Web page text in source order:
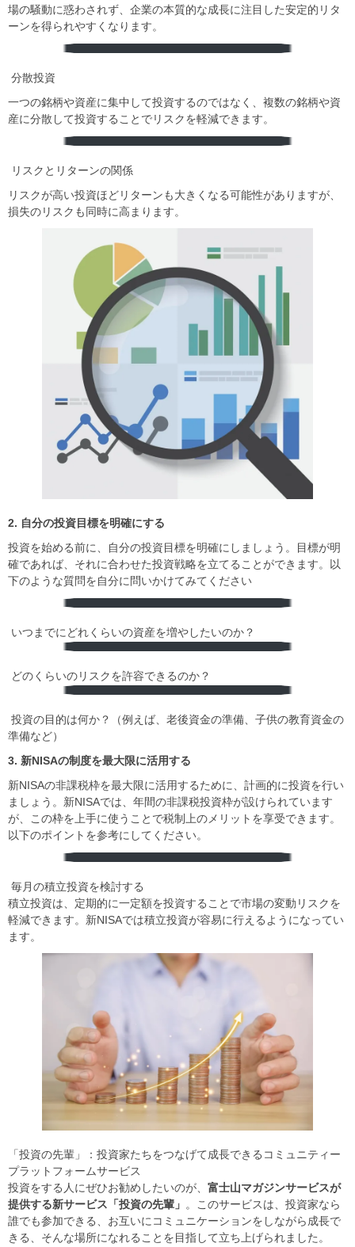
場の騒動に惑わされず、企業の本質的な成長に注目した安定的リタ
ーンを得られやすくなります。
︎ 分散投資
一つの銘柄や資産に集中して投資するのではなく、複数の銘柄や資
産に分散して投資することでリスクを軽減できます。
︎ リスクとリターンの関係
リスクが高い投資ほどリターンも大きくなる可能性がありますが、
損失のリスクも同時に高まります。
2. 自分の投資目標を明確にする
投資を始める前に、自分の投資目標を明確にしましょう。目標が明
確であれば、それに合わせた投資戦略を立てることができます。以
下のような質問を自分に問いかけてみてください
︎ いつまでにどれくらいの資産を増やしたいのか？
︎ どのくらいのリスクを許容できるのか？
︎ 投資の目的は何か？（例えば、老後資金の準備、子供の教育資金の
準備など）
3. 新NISAの制度を最大限に活用する
新NISAの非課税枠を最大限に活用するために、計画的に投資を行い
ましょう。新NISAでは、年間の非課税投資枠が設けられています
が、この枠を上手に使うことで税制上のメリットを享受できます。
以下のポイントを参考にしてください。
︎ 毎月の積立投資を検討する
積立投資は、定期的に一定額を投資することで市場の変動リスクを
軽減できます。新NISAでは積立投資が容易に行えるようになってい
ます。
「投資の先輩」：投資家たちをつなげて成長できるコミュニティー
プラットフォームサービス
投資をする人にぜひお勧めしたいのが、 富士山マガジンサービスが
提供する新サービス「投資の先輩」 。このサービスは、投資家なら
誰でも参加できる、お互いにコミュニケーションをしながら成長で
きる、そんな場所になれることを目指して立ち上げられました。